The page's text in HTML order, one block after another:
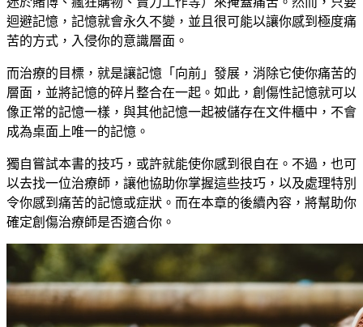
迴避記憶，記憶就會永久不變，並且很可能以讓你感到極度痛
苦的方式，入侵你的意識層面。
而治療的目標，就是讓記憶「向前」發展，消除它使你痛苦的
層面，並將記憶的碎片整合在一起。如此，創傷性記憶就可以
像正常的記憶一樣，與其他記憶一起被儲存在文件櫃中，不會
成為桌面上唯一的記憶。
獨自嘗試本書的技巧，或許就能使你感到很自在。不過，也可
以去找一位治療師，讓他協助你掌握這些技巧，以及處理特別
令你感到痛苦的記憶或症狀。而在本章的後續內容，將幫助你
確定創傷治療師是否適合你。